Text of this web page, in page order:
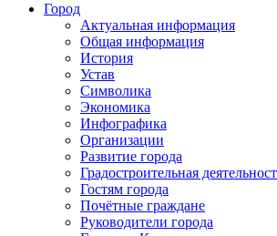
Город
Актуальная информация
Общая информация
История
Устав
Символика
Экономика
Инфографика
Организации
Развитие города
Градостроительная
Гостям города
Почётные граждане
Руководители города